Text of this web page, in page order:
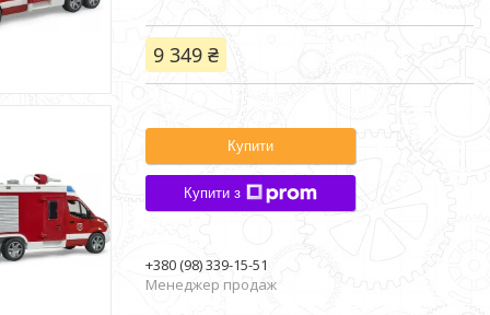
9 349 ₴
Купити
Купити з
+380 (98) 339-15-51
Менеджер продаж